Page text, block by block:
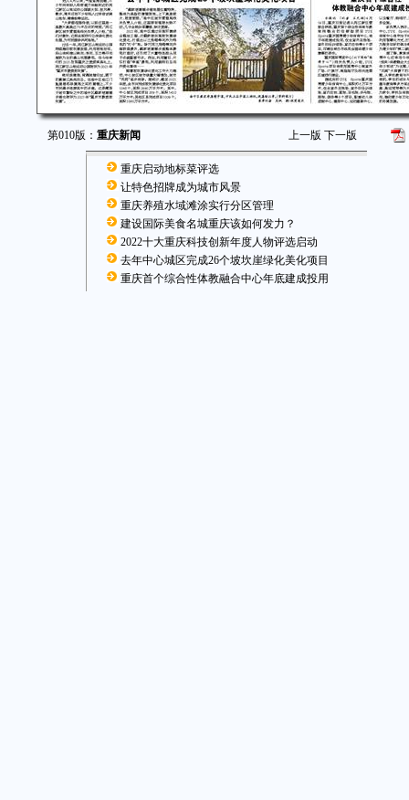
第010版： 重庆新闻 上一版 下一版
重庆启动地标菜评选
让特色招牌成为城市风景
重庆养殖水域滩涂实行分区管理
建设国际美食名城重庆该如何发力？
2022十大重庆科技创新年度人物评选启动
去年中心城区完成26个坡坎崖绿化美化项目
重庆首个综合性体教融合中心年底建成投用